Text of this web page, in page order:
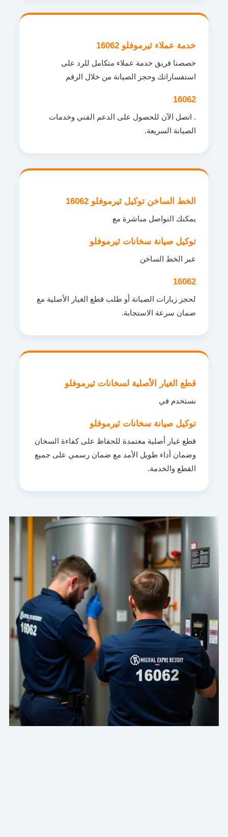
خدمة عملاء ثيرموفلو 16062
خصصنا فريق خدمة عملاء متكامل للرد على
استفساراتك وحجز الصيانة من خلال الرقم
16062
. اتصل الآن للحصول على الدعم الفني وخدمات
الصيانة السريعة.
الخط الساخن توكيل ثيرموفلو 16062
يمكنك التواصل مباشرة مع
توكيل صيانة سخانات ثيرموفلو
عبر الخط الساخن
16062
لحجز زيارات الصيانة أو طلب قطع الغيار الأصلية مع
ضمان سرعة الاستجابة.
قطع الغيار الأصلية لسخانات ثيرموفلو
نستخدم في
توكيل صيانة سخانات ثيرموفلو
قطع غيار أصلية معتمدة للحفاظ على كفاءة السخان
وضمان أداء طويل الأمد مع ضمان رسمي على جميع
القطع والخدمة.